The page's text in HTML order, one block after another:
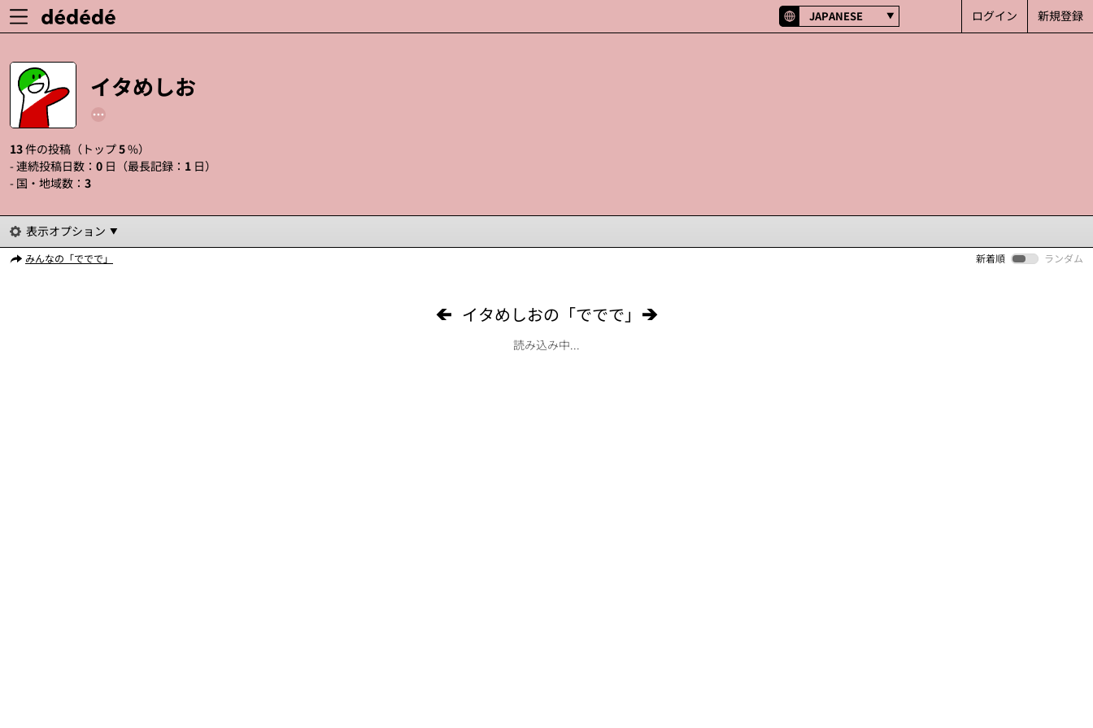
新規登録
ログイン
JAPANESE
イタめしお
13件の投稿（トップ5%）
- 連続投稿日数： 0 日（最長記録： 1 日）
- 国・地域数： 3
表示オプション
みんなの「ででで」 新着順 ランダム
イタめしおの「ででで」
読み込み中...